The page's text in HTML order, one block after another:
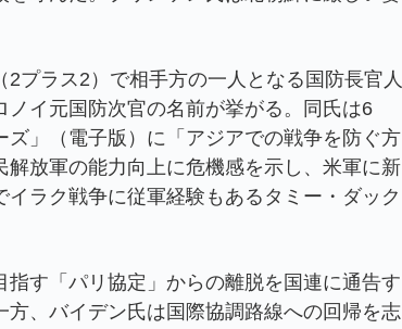
プラス2）で相手方の一人となる国防長官人
イ元国防次官の名前が挙がる。同氏は6
」（電子版）に「アジアでの戦争を防ぐ方
放軍の能力向上に危機感を示し、米軍に新
ラク戦争に従軍経験もあるタミー・ダック
す「パリ協定」からの離脱を国連に通告す
、バイデン氏は国際協調路線への回帰を志